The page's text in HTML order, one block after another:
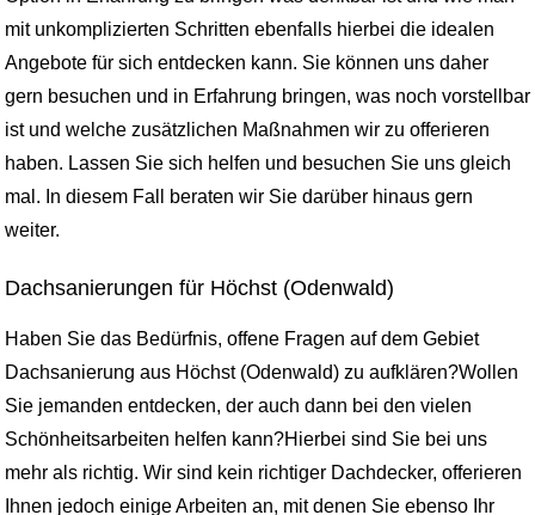
mit unkomplizierten Schritten ebenfalls hierbei die idealen
Angebote für sich entdecken kann. Sie können uns daher
gern besuchen und in Erfahrung bringen, was noch vorstellbar
ist und welche zusätzlichen Maßnahmen wir zu offerieren
haben. Lassen Sie sich helfen und besuchen Sie uns gleich
mal. In diesem Fall beraten wir Sie darüber hinaus gern
weiter.
Dachsanierungen für Höchst (Odenwald)
Haben Sie das Bedürfnis, offene Fragen auf dem Gebiet
Dachsanierung aus Höchst (Odenwald) zu aufklären?Wollen
Sie jemanden entdecken, der auch dann bei den vielen
Schönheitsarbeiten helfen kann?Hierbei sind Sie bei uns
mehr als richtig. Wir sind kein richtiger Dachdecker, offerieren
Ihnen jedoch einige Arbeiten an, mit denen Sie ebenso Ihr